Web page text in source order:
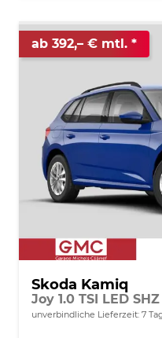
ab 392,– € mtl.
Skoda Kamiq
Joy 1.0 TSI LED
unverbindliche Lieferzeit: 7